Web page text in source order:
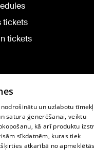
tickets
tickets
un uzlabotu
satura ģenerēšanai, veiktu
kā arī produktu
sīkdatnēm, kuras tiek
atkarībā no